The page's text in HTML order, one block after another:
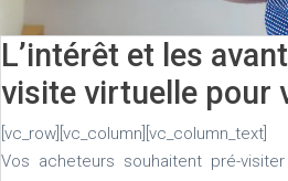
L’intérêt et les
visite virtuelle pour
[vc_row][vc_column][vc_column_text]
Vos acheteurs souhaitent pré-